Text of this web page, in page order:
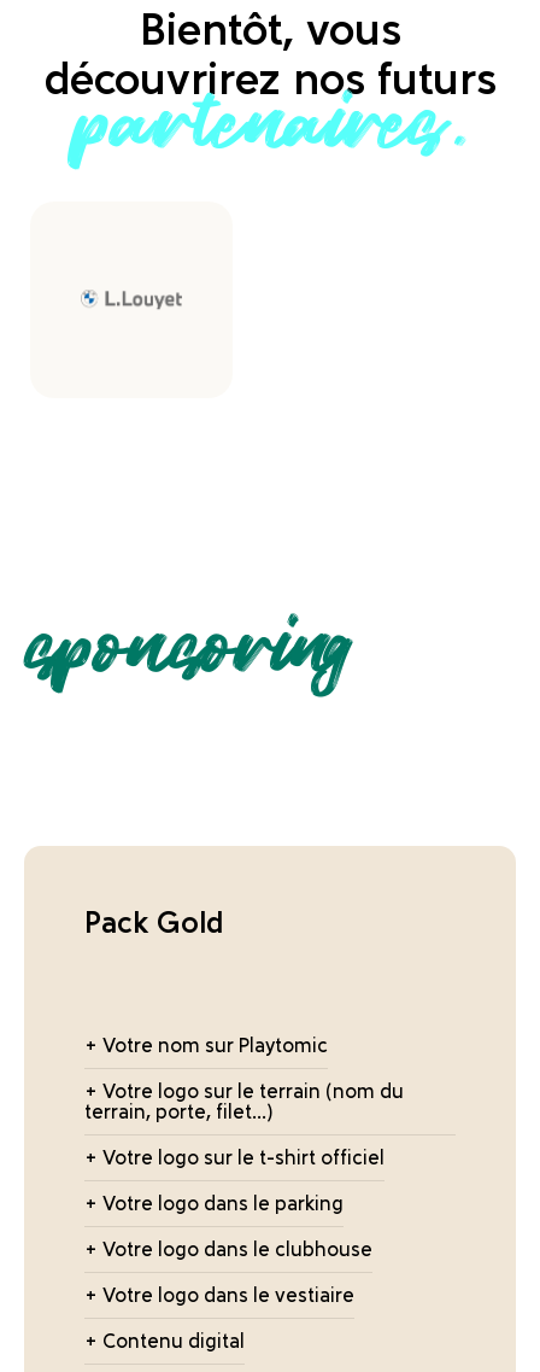
Bientôt, vous
découvrirez nos futurs
partenaires.
sponsoring
Pack Gold
+ Votre nom sur Playtomic
+ Votre logo sur le terrain (nom du
terrain, porte, filet...)
+ Votre logo sur le t-shirt officiel
+ Votre logo dans le parking
+ Votre logo dans le clubhouse
+ Votre logo dans le vestiaire
+ Contenu digital